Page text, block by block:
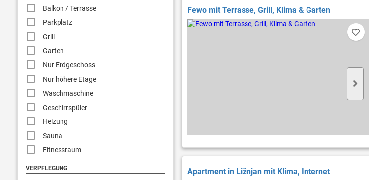
Balkon / Terrasse
Parkplatz
Grill
Garten
Nur Erdgeschoss
Nur höhere Etage
Waschmaschine
Geschirrspüler
Heizung
Sauna
Fitnessraum
VERPFLEGUNG
Fewo mit Terrasse, Grill, Klima & Garten
Apartment in Ližnjan mit Klima, Internet